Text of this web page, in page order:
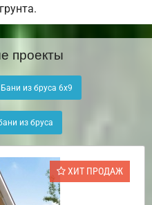
проекты
Бани из бруса 6х9
из бруса
ХИТ ПРОДАЖ